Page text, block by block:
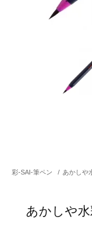
彩-SAI-筆ペン / あかしや
あかしや